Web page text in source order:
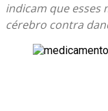
indicam que esses
cérebro contra